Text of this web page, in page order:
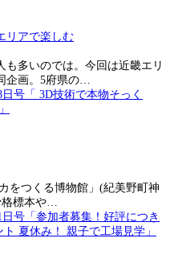
リアで楽しむ
も多いのでは。今回は近畿エリ
企画。5府県の…
をつくる博物館」(紀美野町神
標本や…